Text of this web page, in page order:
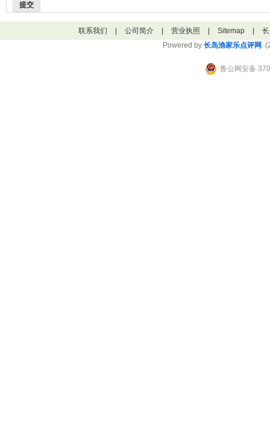
提交
联系我们 公司简介 营业执照 Sitemap
Powered by 长岛渔家乐点评网
鲁公网安备